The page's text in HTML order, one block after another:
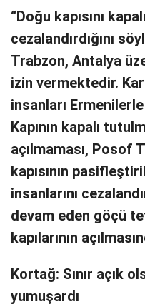
“Doğu kapısını
cezalandırdığını
Trabzon, Antalya
izin vermektedir.
insanları
Kapının kapalı
açılmaması, Posof
kapısının
insanlarını
devam eden göçü
kapılarının
Kortağ: Sınır açık
yumuşardı